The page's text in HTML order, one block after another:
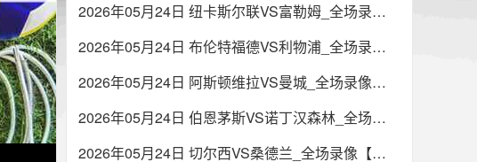
2026年05月24日 纽卡斯尔联VS富勒姆_全场录像【高清回放】
2026年05月24日 布伦特福德VS利物浦_全场录像【高清回放】
2026年05月24日 阿斯顿维拉VS曼城_全场录像【高清回放】
2026年05月24日 伯恩茅斯VS诺丁汉森林_全场录像【高清回放】
2026年05月24日 切尔西VS桑德兰_全场录像【高清回放】